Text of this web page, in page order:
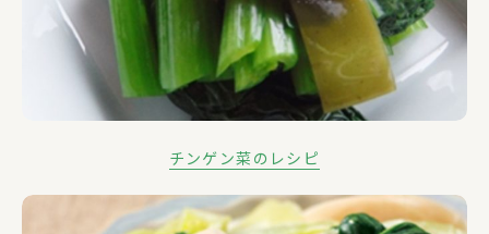
チンゲン菜のレシピ